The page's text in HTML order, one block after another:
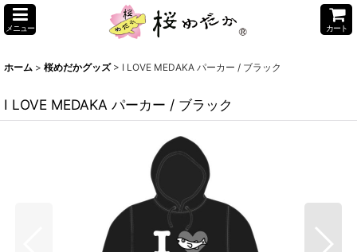
メニュー カート
ホーム > 桜めだかグッズ > I LOVE MEDAKA パーカー / ブラック
I LOVE MEDAKA パーカー / ブラック